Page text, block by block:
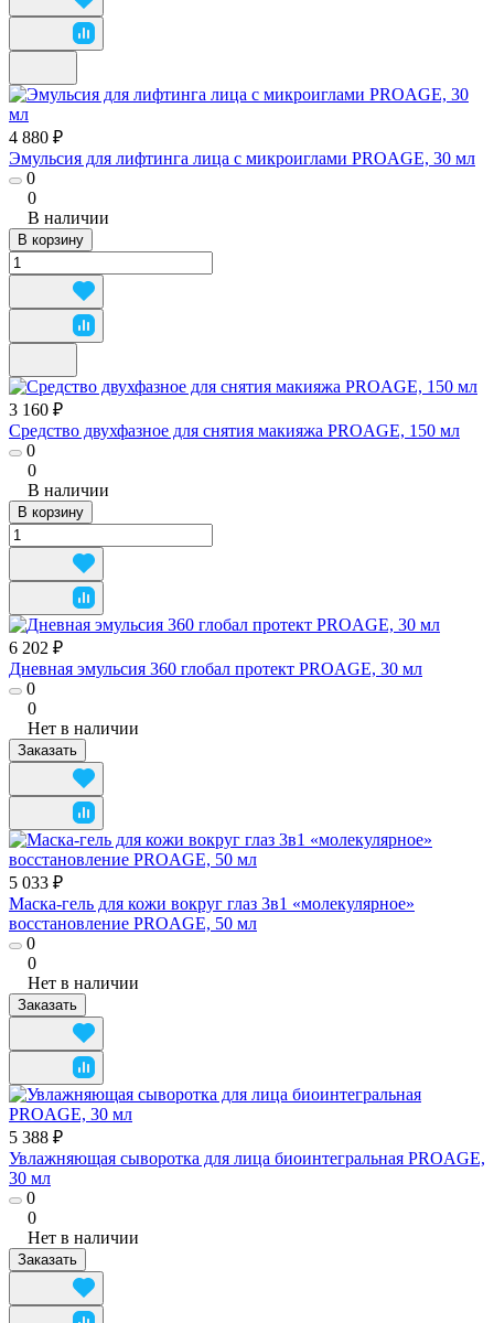
4 880 ₽
Эмульсия для лифтинга лица с микроиглами PROAGE, 30 мл
0
0
В наличии
В корзину
3 160 ₽
Средство двухфазное для снятия макияжа PROAGE, 150 мл
0
0
В наличии
В корзину
6 202 ₽
Дневная эмульсия 360 глобал протект PROAGE, 30 мл
0
0
Нет в наличии
Заказать
5 033 ₽
Маска-гель для кожи вокруг глаз 3в1 «молекулярноe»
восстановление PROAGE, 50 мл
0
0
Нет в наличии
Заказать
5 388 ₽
Увлажняющая сыворотка для лица биоинтегральная PROAGE,
30 мл
0
0
Нет в наличии
Заказать